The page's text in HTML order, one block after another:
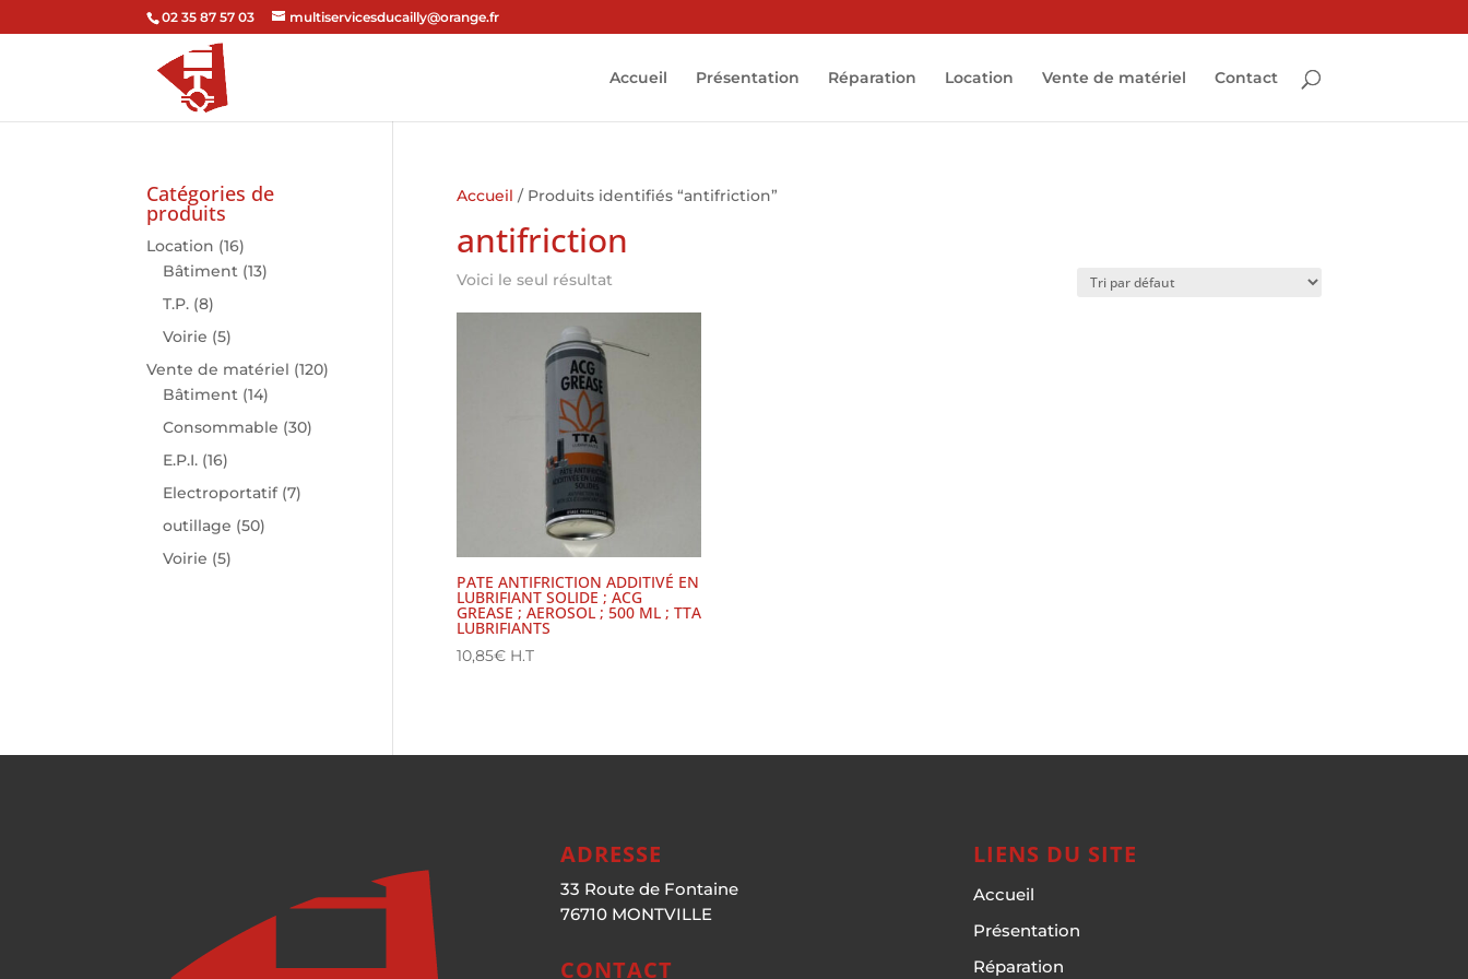
02 35 87 57 03 multiservicesducailly@orange.fr
Accueil Présentation Réparation Location Vente de matériel Contact
Accueil / Produits identifiés “antifriction”
antifriction
Voici le seul résultat
PATE ANTIFRICTION ADDITIVÉ EN
LUBRIFIANT SOLIDE ; ACG
GREASE ; AEROSOL ; 500 ML ; TTA
LUBRIFIANTS
10,85€ H.T
Catégories de
produits
Location (16)
Bâtiment (13)
T.P. (8)
Voirie (5)
Vente de matériel (120)
Bâtiment (14)
Consommable (30)
E.P.I. (16)
Electroportatif (7)
outillage (50)
Voirie (5)
ADRESSE
33 Route de Fontaine
76710 MONTVILLE
CONTACT
LIENS DU SITE
Accueil
Présentation
Réparation